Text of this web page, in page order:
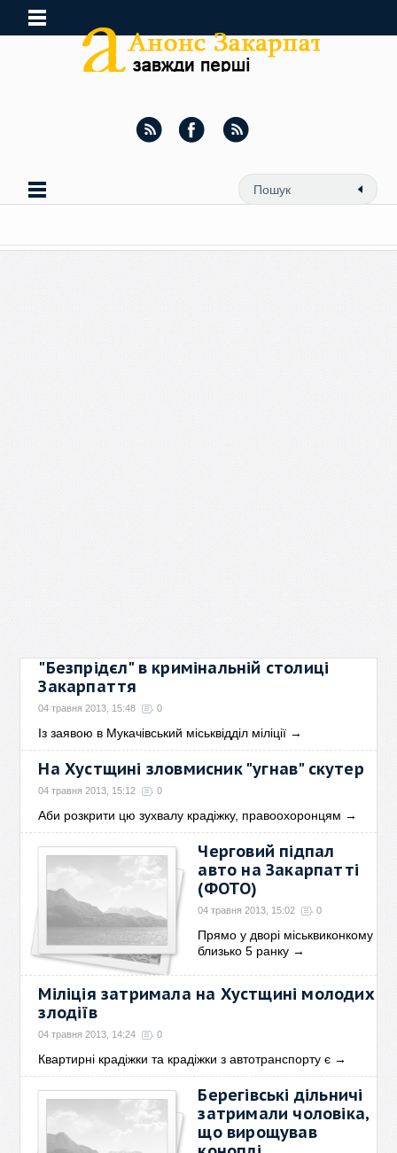
"Безпрідєл" в кримінальній столиці
Закарпаття
04 травня 2013, 15:48 0
Із заявою в Мукачівський міськвідділ міліції →
На Хустщині зловмисник "угнав" скутер
04 травня 2013, 15:12 0
Аби розкрити цю зухвалу крадіжку, правоохоронцям →
Черговий підпал
авто на Закарпатті
(ФОТО)
04 травня 2013, 15:02 0
Прямо у дворі міськвиконкому
близько 5 ранку →
Міліція затримала на Хустщині молодих
злодіїв
04 травня 2013, 14:24 0
Квартирні крадіжки та крадіжки з автотранспорту є →
Берегівські дільничі
затримали чоловіка,
що вирощував